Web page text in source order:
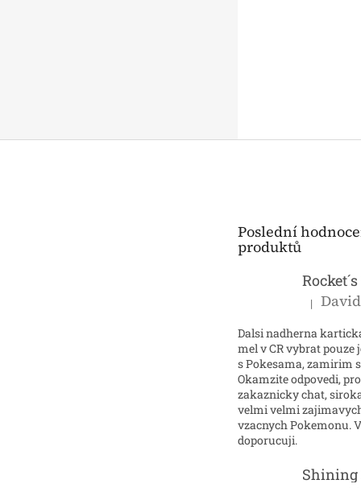
Z
Poslední
produktů
|
Dalsi nadherna
mel v CR vybrat pouze
s Pokesama, zamirim
Okamzite odpovedi,
zakaznicky chat,
velmi velmi
vzacnych Pokemonu.
doporucuji.